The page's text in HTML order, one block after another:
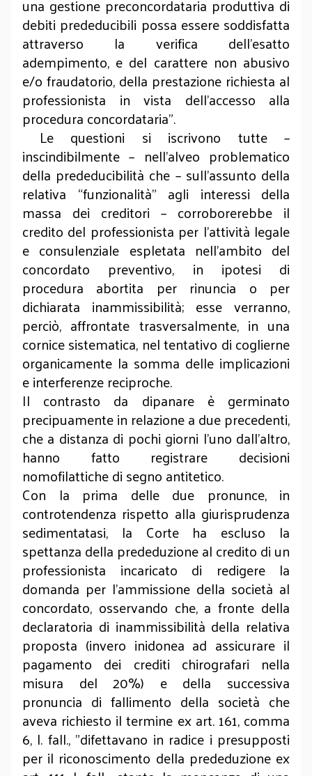
una gestione preconcordataria produttiva di
debiti prededucibili possa essere soddisfatta
attraverso la verifica dell'esatto
adempimento, e del carattere non abusivo
e/o fraudatorio, della prestazione richiesta al
professionista in vista dell'accesso alla
procedura concordataria”.
Le questioni si iscrivono tutte –
inscindibilmente – nell’alveo problematico
della prededucibilità che – sull’assunto della
relativa “funzionalità” agli interessi della
massa dei creditori – corroborerebbe il
credito del professionista per l’attività legale
e consulenziale espletata nell’ambito del
concordato preventivo, in ipotesi di
procedura abortita per rinuncia o per
dichiarata inammissibilità; esse verranno,
perciò, affrontate trasversalmente, in una
cornice sistematica, nel tentativo di coglierne
organicamente la somma delle implicazioni
e interferenze reciproche.
Il contrasto da dipanare è germinato
precipuamente in relazione a due precedenti,
che a distanza di pochi giorni l’uno dall’altro,
hanno fatto registrare decisioni
nomofilattiche di segno antitetico.
Con la prima delle due pronunce, in
controtendenza rispetto alla giurisprudenza
sedimentatasi, la Corte ha escluso la
spettanza della prededuzione al credito di un
professionista incaricato di redigere la
domanda per l'ammissione della società al
concordato, osservando che, a fronte della
declaratoria di inammissibilità della relativa
proposta (invero inidonea ad assicurare il
pagamento dei crediti chirografari nella
misura del 20%) e della successiva
pronuncia di fallimento della società che
aveva richiesto il termine ex art. 161, comma
6, l. fall., "difettavano in radice i presupposti
per il riconoscimento della prededuzione ex